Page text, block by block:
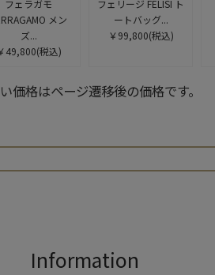
フェラガモ
メン
ズ...
49,800(税込)
フェリージ FELISI ト
ートバッグ...
￥99,800(税込)
格はページ遷移後の価格です。
Information